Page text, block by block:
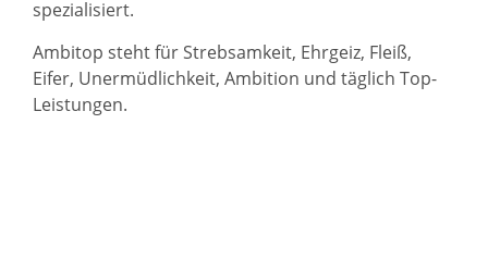
spezialisiert.
Ambitop steht für Strebsamkeit, Ehrgeiz, Fleiß,
Eifer, Unermüdlichkeit, Ambition und täglich Top-
Leistungen.